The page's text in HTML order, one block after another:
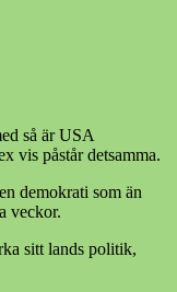
så är USA
vis påstår detsamma.
demokrati som än
veckor.
sitt lands politik,